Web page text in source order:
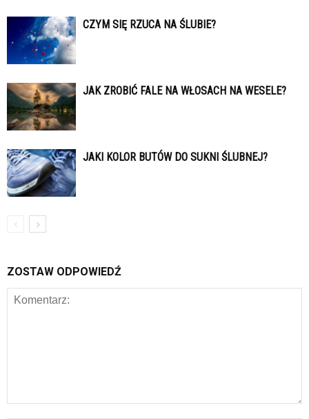
CZYM SIĘ RZUCA NA ŚLUBIE?
JAK ZROBIĆ FALE NA WŁOSACH NA WESELE?
JAKI KOLOR BUTÓW DO SUKNI ŚLUBNEJ?
ZOSTAW ODPOWIEDŹ